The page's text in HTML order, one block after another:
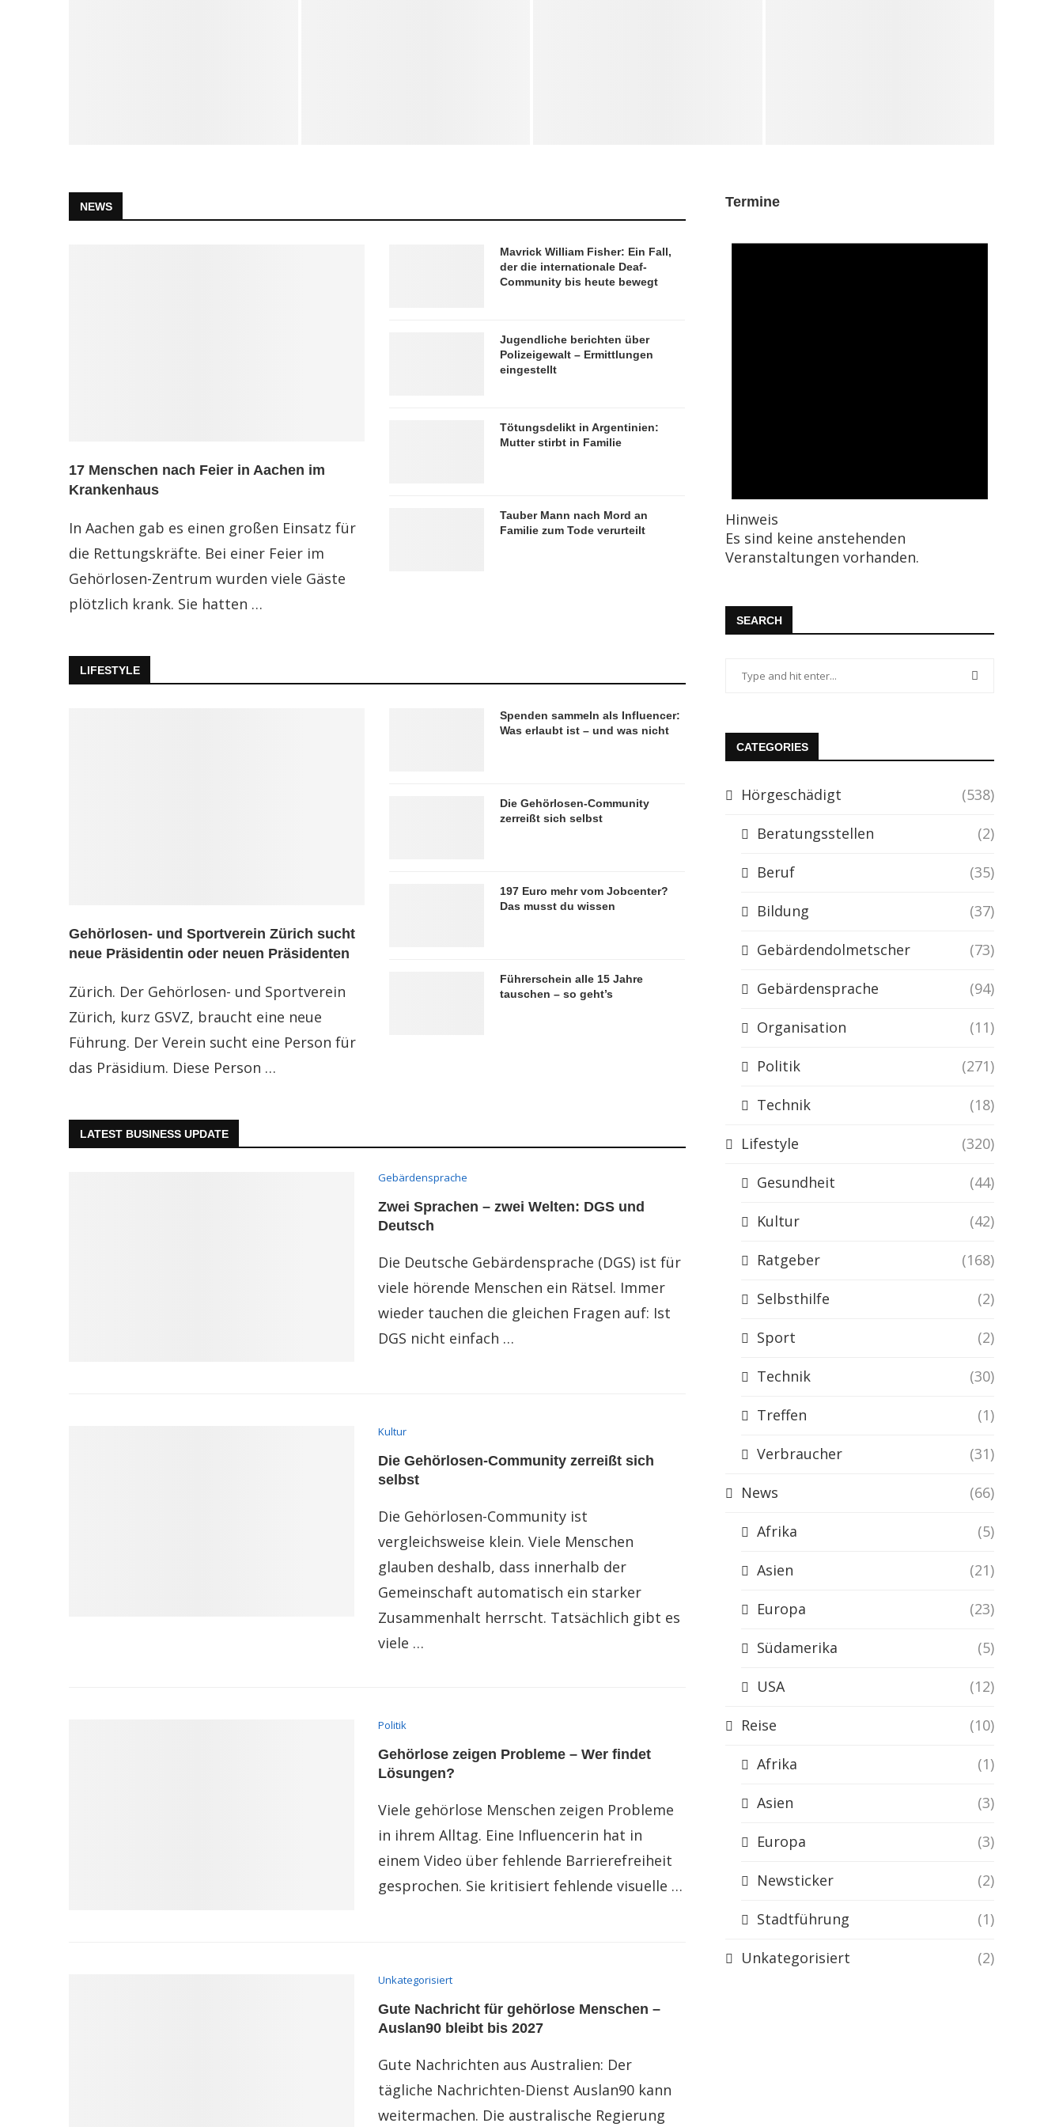
NEWS
17 Menschen nach Feier in Aachen im
Krankenhaus
In Aachen gab es einen großen Einsatz für
die Rettungskräfte. Bei einer Feier im
Gehörlosen-Zentrum wurden viele Gäste
plötzlich krank. Sie hatten …
Mavrick William Fisher: Ein Fall,
der die internationale Deaf-
Community bis heute bewegt
Jugendliche berichten über
Polizeigewalt – Ermittlungen
eingestellt
Tötungsdelikt in Argentinien:
Mutter stirbt in Familie
Tauber Mann nach Mord an
Familie zum Tode verurteilt
LIFESTYLE
Gehörlosen- und Sportverein Zürich sucht
neue Präsidentin oder neuen Präsidenten
Zürich. Der Gehörlosen- und Sportverein
Zürich, kurz GSVZ, braucht eine neue
Führung. Der Verein sucht eine Person für
das Präsidium. Diese Person …
Spenden sammeln als Influencer:
Was erlaubt ist – und was nicht
Die Gehörlosen-Community
zerreißt sich selbst
197 Euro mehr vom Jobcenter?
Das musst du wissen
Führerschein alle 15 Jahre
tauschen – so geht’s
LATEST BUSINESS UPDATE
Gebärdensprache
Zwei Sprachen – zwei Welten: DGS und
Deutsch
Die Deutsche Gebärdensprache (DGS) ist für
viele hörende Menschen ein Rätsel. Immer
wieder tauchen die gleichen Fragen auf: Ist
DGS nicht einfach …
Kultur
Die Gehörlosen-Community zerreißt sich
selbst
Die Gehörlosen-Community ist
vergleichsweise klein. Viele Menschen
glauben deshalb, dass innerhalb der
Gemeinschaft automatisch ein starker
Zusammenhalt herrscht. Tatsächlich gibt es
viele …
Politik
Gehörlose zeigen Probleme – Wer findet
Lösungen?
Viele gehörlose Menschen zeigen Probleme
in ihrem Alltag. Eine Influencerin hat in
einem Video über fehlende Barrierefreiheit
gesprochen. Sie kritisiert fehlende visuelle …
Unkategorisiert
Gute Nachricht für gehörlose Menschen –
Auslan90 bleibt bis 2027
Gute Nachrichten aus Australien: Der
tägliche Nachrichten-Dienst Auslan90 kann
weitermachen. Die australische Regierung
Termine
Hinweis
Es sind keine anstehenden
Veranstaltungen vorhanden.
SEARCH
CATEGORIES
Hörgeschädigt (538)
Beratungsstellen (2)
Beruf (35)
Bildung (37)
Gebärdendolmetscher (73)
Gebärdensprache (94)
Organisation (11)
Politik (271)
Technik (18)
Lifestyle (320)
Gesundheit (44)
Kultur (42)
Ratgeber (168)
Selbsthilfe (2)
Sport (2)
Technik (30)
Treffen (1)
Verbraucher (31)
News (66)
Afrika (5)
Asien (21)
Europa (23)
Südamerika (5)
USA (12)
Reise (10)
Afrika (1)
Asien (3)
Europa (3)
Newsticker (2)
Stadtführung (1)
Unkategorisiert (2)